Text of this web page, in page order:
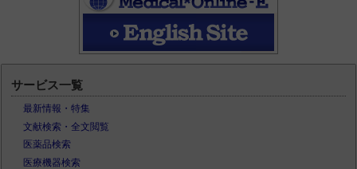
サービス一覧
最新情報・特集
文献検索・全文閲覧
医薬品検索
医療機器検索